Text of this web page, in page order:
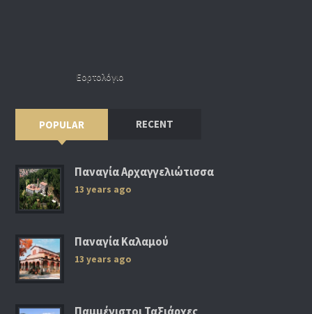
Εορτολόγιο
POPULAR RECENT
Παναγία Αρχαγγελιώτισσα
13 years ago
Παναγία Καλαμού
13 years ago